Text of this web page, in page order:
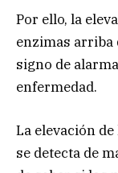
Por ello, la
enzimas arriba
signo de
enfermedad.
La elevación
se detecta de